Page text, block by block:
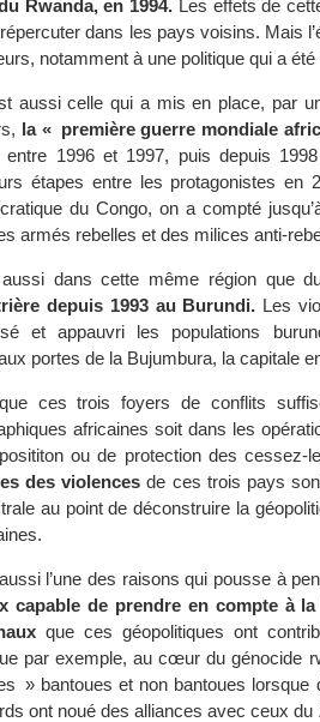
Rwanda, en 1994. Les effets de
dans les pays voisins. Mais
notamment à une politique qui a
aussi celle qui a mis en place, par
la « première guerre mondiale
entre 1996 et 1997, puis depuis
étapes entre les protagonistes en
du Congo, on a compté
armés rebelles et des milices anti-
aussi dans cette même région que
depuis 1993 au Burundi. Les
et appauvri les populations
portes de la Bujumbura, la capitale
ces trois foyers de conflits
africaines soit dans les
ou de protection des
des violences de ces trois pays
au point de déconstruire la
l’une des raisons qui pousse à
capable de prendre en compte à
que ces géopolitiques ont
par exemple, au cœur du génocide
» bantoues et non bantoues lorsque
ont noué des alliances avec ceux